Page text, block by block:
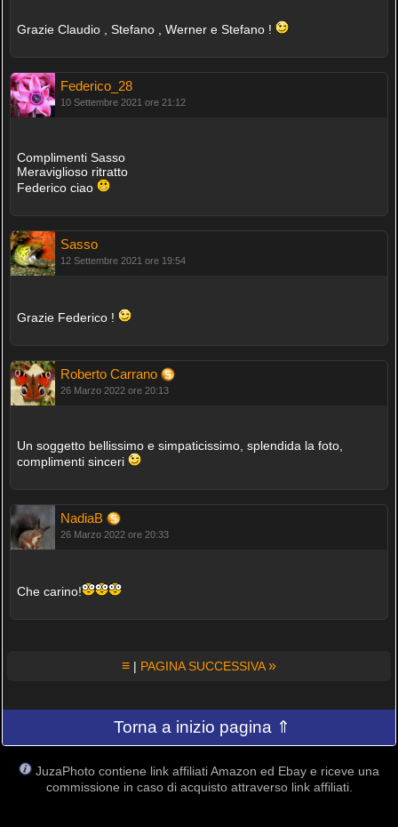
Grazie Claudio , Stefano , Werner e Stefano !
Federico_28
10 Settembre 2021 ore 21:12
Complimenti Sasso
Meraviglioso ritratto
Federico ciao
Sasso
12 Settembre 2021 ore 19:54
Grazie Federico !
Roberto Carrano
26 Marzo 2022 ore 20:13
Un soggetto bellissimo e simpaticissimo, splendida la foto,
complimenti sinceri
NadiaB
26 Marzo 2022 ore 20:33
Che carino!
≡ | PAGINA SUCCESSIVA»
Torna a inizio pagina ⇑
JuzaPhoto contiene link affiliati Amazon ed Ebay e riceve una
commissione in caso di acquisto attraverso link affiliati.